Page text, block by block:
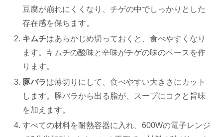
豆腐が崩れにくくなり、チゲの中でしっかりとした
存在感を保ちます。
キムチはあらかじめ切っておくと、食べやすくなり
ます。キムチの酸味と辛味がチゲの味のベースを作
ります。
豚バラは薄切りにして、食べやすい大きさにカット
します。豚バラから出る脂が、スープにコクと旨味
を加えます。
すべての材料を耐熱容器に入れ、600Wの電子レンジ